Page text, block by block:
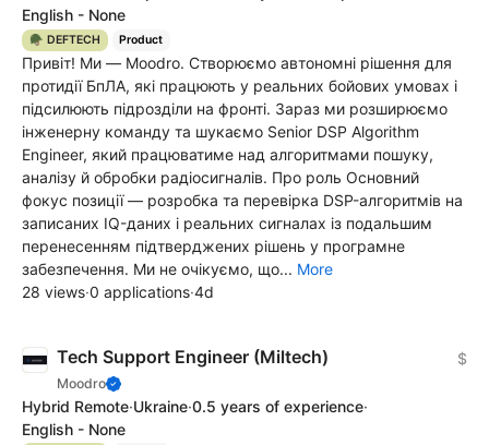
English - None
🪖 DEFTECH Product
Привіт! Ми — Moodro. Створюємо автономні рішення для
протидії БпЛА, які працюють у реальних бойових умовах і
підсилюють підрозділи на фронті. Зараз ми розширюємо
інженерну команду та шукаємо Senior DSP Algorithm
Engineer, який працюватиме над алгоритмами пошуку,
аналізу й обробки радіосигналів. Про роль Основний
фокус позиції — розробка та перевірка DSP-алгоритмів на
записаних IQ-даних і реальних сигналах із подальшим
перенесенням підтверджених рішень у програмне
забезпечення. Ми не очікуємо, що... More
28 views·0 applications·4d
Tech Support Engineer (Miltech)
Moodro
$
Hybrid Remote·Ukraine·0.5 years of experience·
English - None